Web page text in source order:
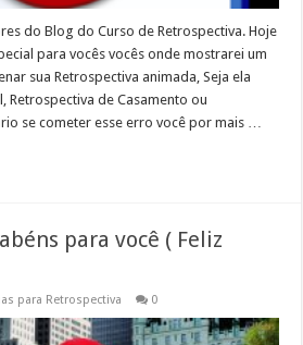
do Blog do Curso de Retrospectiva. Hoje
para vocês vocês onde mostrarei um
sua Retrospectiva animada, Seja ela
Retrospectiva de Casamento ou
se cometer esse erro você por mais …
para você ( Feliz
para Retrospectiva 0